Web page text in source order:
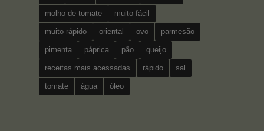
molho de tomate muito fácil
muito rápido oriental ovo parmesão
pimenta páprica pão queijo
receitas mais acessadas rápido sal
tomate água óleo